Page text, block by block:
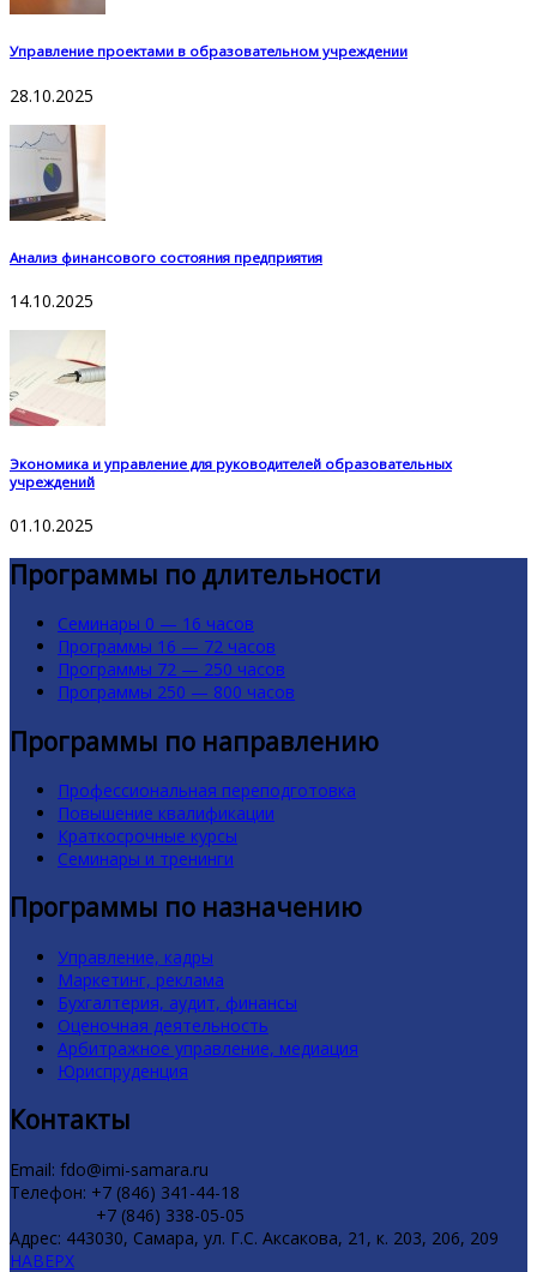
Управление проектами в образовательном учреждении
28.10.2025
Анализ финансового состояния предприятия
14.10.2025
Экономика и управление для руководителей образовательных
учреждений
01.10.2025
Программы по длительности
Семинары 0 — 16 часов
Программы 16 — 72 часов
Программы 72 — 250 часов
Программы 250 — 800 часов
Программы по направлению
Профессиональная переподготовка
Повышение квалификации
Краткосрочные курсы
Семинары и тренинги
Программы по назначению
Управление, кадры
Маркетинг, реклама
Бухгалтерия, аудит, финансы
Оценочная деятельность
Арбитражное управление, медиация
Юриспруденция
Контакты
Email: fdo@imi-samara.ru
Телефон: +7 (846) 341-44-18
+7 (846) 338-05-05
Адрес: 443030, Самара, ул. Г.С. Аксакова, 21, к. 203, 206, 209
НАВЕРХ